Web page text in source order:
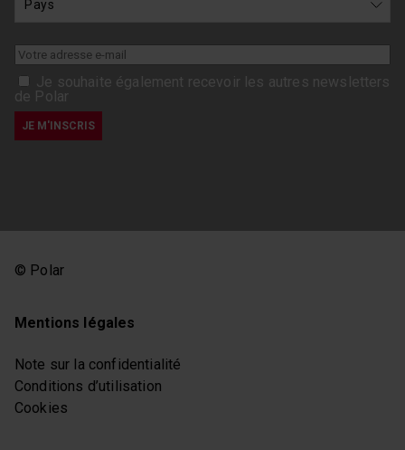
Je souhaite également recevoir les autres newsletters
de Polar
© Polar
Mentions légales
Note sur la confidentialité
Conditions d’utilisation
Cookies